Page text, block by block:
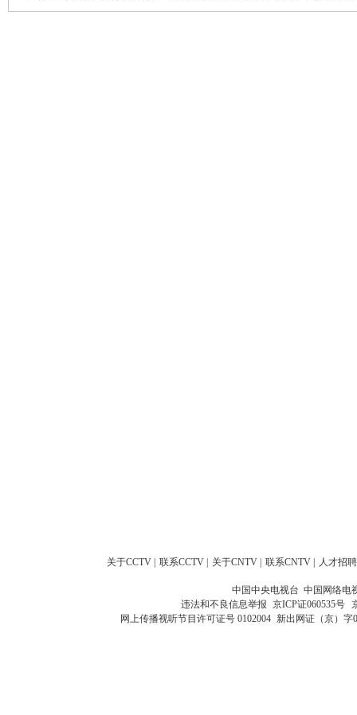
关于CCTV 联系CCTV 关于CNTV 联系CNTV 人才招聘
中国中央电视台 中国网络电
违法和不良信息举报 京ICP证060535号
网上传播视听节目许可证号 0102004 新出网证（京）